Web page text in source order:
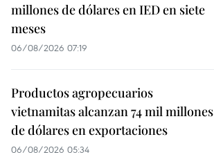
millones de dólares en IED en siete
meses
06/08/2026 07:19
Productos agropecuarios
vietnamitas alcanzan 74 mil millones
de dólares en exportaciones
06/08/2026 05:34